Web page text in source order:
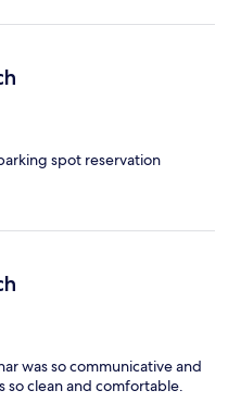
spot reservation
was so communicative and
so clean and comfortable.